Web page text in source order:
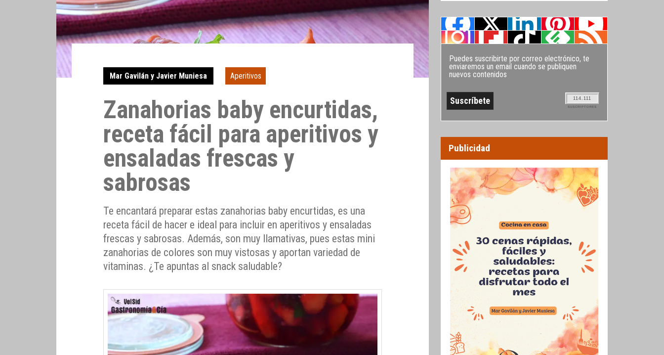
Mar Gavilán y Javier Muniesa Aperitivos
Zanahorias baby encurtidas,
receta fácil para aperitivos y
ensaladas frescas y
sabrosas
Te encantará preparar estas zanahorias baby encurtidas, es una
receta fácil de hacer e ideal para incluir en aperitivos y ensaladas
frescas y sabrosas. Además, son muy llamativas, pues estas mini
zanahorias de colores son muy vistosas y aportan variedad de
vitaminas. ¿Te apuntas al snack saludable?
Puedes suscribirte por correo electrónico, te
enviaremos un email cuando se publiquen
nuevos contenidos
114.111
SUSCRIPTORES
Publicidad